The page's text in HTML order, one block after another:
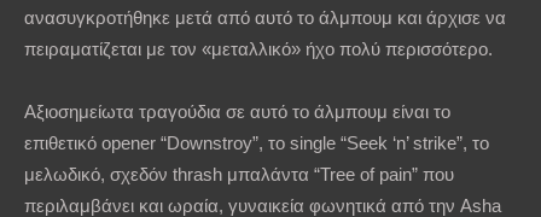
ανασυγκροτήθηκε μετά από αυτό το άλμπουμ και άρχισε να
πειραματίζεται με τον «μεταλλικό» ήχο πολύ περισσότερο.
Αξιοσημείωτα τραγούδια σε αυτό το άλμπουμ είναι το
επιθετικό opener “Downstroy”, το single “Seek ‘n’ strike”, το
μελωδικό, σχεδόν thrash μπαλάντα “Tree of pain” που
περιλαμβάνει και ωραία, γυναικεία φωνητικά από την Asha